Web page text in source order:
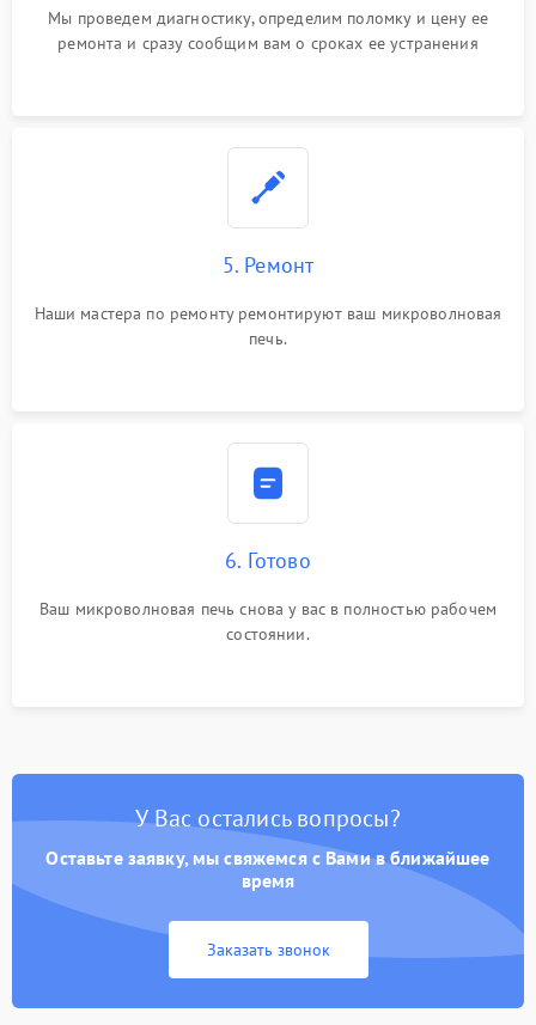
Мы проведем диагностику, определим поломку и цену ее
ремонта и сразу сообщим вам о сроках ее устранения
5. Ремонт
Наши мастера по ремонту ремонтируют ваш микроволновая
печь.
6. Готово
Ваш микроволновая печь снова у вас в полностью рабочем
состоянии.
У Вас остались вопросы?
Оставьте заявку, мы свяжемся с Вами в ближайшее
время
Заказать звонок